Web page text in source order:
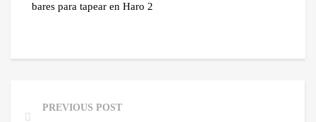
bares para tapear en Haro 2
PREVIOUS POST